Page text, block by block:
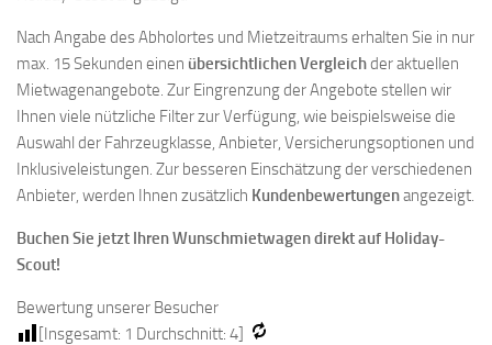
Nach Angabe des Abholortes und Mietzeitraums erhalten Sie in nur
max. 15 Sekunden einen übersichtlichen Vergleichder aktuellen
Mietwagenangebote. Zur Eingrenzung der Angebote stellen wir
Ihnen viele nützliche Filter zur Verfügung, wie beispielsweise die
Auswahl der Fahrzeugklasse, Anbieter, Versicherungsoptionen und
Inklusiveleistungen. Zur besseren Einschätzung der verschiedenen
Anbieter, werden Ihnen zusätzlich Kundenbewertungenangezeigt.
Buchen Sie jetzt Ihren Wunschmietwagen direkt auf Holiday-
Scout!
Bewertung unserer Besucher
[Insgesamt: 1 Durchschnitt: 4]